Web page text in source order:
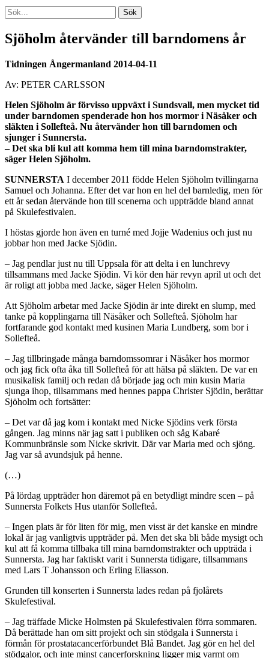
Search
Sök
efter:
[label]
Sjöholm återvänder till barndomens år
Tidningen Ångermanland 2014-04-11
Av: PETER CARLSSON
Helen Sjöholm är förvisso uppväxt i Sundsvall, men mycket tid
under barndomen spenderade hon hos mormor i Näsåker och
släkten i Sollefteå. Nu återvänder hon till barndomen och
sjunger i Sunnersta.
– Det ska bli kul att komma hem till mina barndomstrakter,
säger Helen Sjöholm.
SUNNERSTA I december 2011 födde Helen Sjöholm tvillingarna
Samuel och Johanna. Efter det var hon en hel del barnledig, men för
ett år sedan återvände hon till scenerna och uppträdde bland annat
på Skulefestivalen.
I höstas gjorde hon även en turné med Jojje Wadenius och just nu
jobbar hon med Jacke Sjödin.
– Jag pendlar just nu till Uppsala för att delta i en lunchrevy
tillsammans med Jacke Sjödin. Vi kör den här revyn april ut och det
är roligt att jobba med Jacke, säger Helen Sjöholm.
Att Sjöholm arbetar med Jacke Sjödin är inte direkt en slump, med
tanke på kopplingarna till Näsåker och Sollefteå. Sjöholm har
fortfarande god kontakt med kusinen Maria Lundberg, som bor i
Sollefteå.
– Jag tillbringade många barndomssomrar i Näsåker hos mormor
och jag fick ofta åka till Sollefteå för att hälsa på släkten. De var en
musikalisk familj och redan då började jag och min kusin Maria
sjunga ihop, tillsammans med hennes pappa Christer Sjödin, berättar
Sjöholm och fortsätter:
– Det var då jag kom i kontakt med Nicke Sjödins verk första
gången. Jag minns när jag satt i publiken och såg Kabaré
Kommunbränsle som Nicke skrivit. Där var Maria med och sjöng.
Jag var så avundsjuk på henne.
(…)
På lördag uppträder hon däremot på en betydligt mindre scen – på
Sunnersta Folkets Hus utanför Sollefteå.
– Ingen plats är för liten för mig, men visst är det kanske en mindre
lokal är jag vanligtvis uppträder på. Men det ska bli både mysigt och
kul att få komma tillbaka till mina barndomstrakter och uppträda i
Sunnersta. Jag har faktiskt varit i Sunnersta tidigare, tillsammans
med Lars T Johansson och Erling Eliasson.
Grunden till konserten i Sunnersta lades redan på fjolårets
Skulefestival.
– Jag träffade Micke Holmsten på Skulefestivalen förra sommaren.
Då berättade han om sitt projekt och sin stödgala i Sunnersta i
förmån för prostatacancerförbundet Blå Bandet. Jag gör en hel del
stödgalor, och inte minst cancerforskning ligger mig varmt om